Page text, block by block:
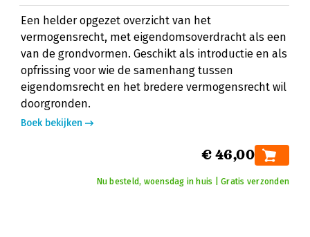
Een helder opgezet overzicht van het
vermogensrecht, met eigendomsoverdracht als een
van de grondvormen. Geschikt als introductie en als
opfrissing voor wie de samenhang tussen
eigendomsrecht en het bredere vermogensrecht wil
doorgronden.
Boek bekijken
€ 46,00
Nu besteld, woensdag in huis | Gratis verzonden